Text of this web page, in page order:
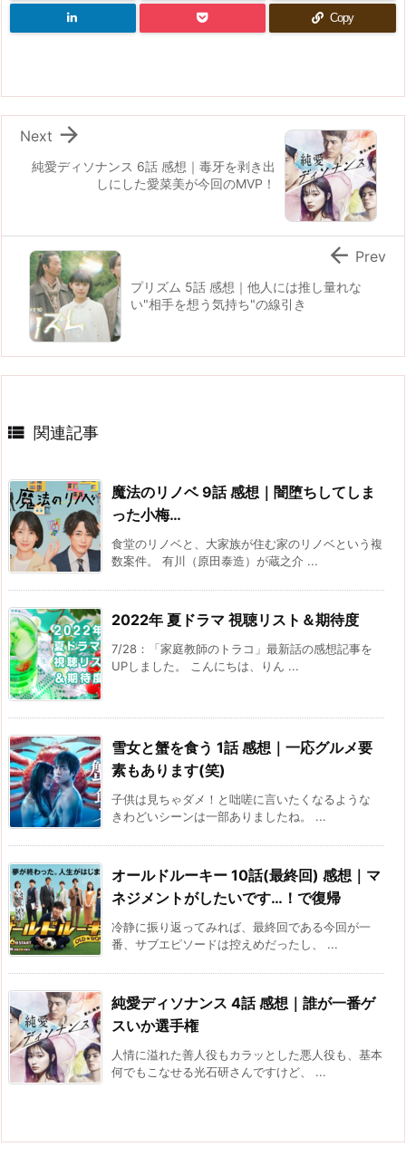
Copy
純愛ディソナンス 6話 感想｜毒牙を剥き出
しにした愛菜美が今回のMVP！

Next
プリズム 5話 感想｜他人には推し量れな
い"相手を想う気持ち"の線引き
 Prev
 関連記事
魔法のリノベ 9話 感想｜闇堕ちしてしま
った小梅…
食堂のリノベと、大家族が住む家のリノベという複
数案件。 有川（原田泰造）が蔵之介 ...
2022年 夏ドラマ 視聴リスト＆期待度
7/28：「家庭教師のトラコ」最新話の感想記事を
UPしました。 こんにちは、りん ...
雪女と蟹を食う 1話 感想｜一応グルメ要
素もあります(笑)
子供は見ちゃダメ！と咄嗟に言いたくなるような
きわどいシーンは一部ありましたね。 ...
オールドルーキー 10話(最終回) 感想｜マ
ネジメントがしたいです…！で復帰
冷静に振り返ってみれば、最終回である今回が一
番、サブエピソードは控えめだったし、 ...
純愛ディソナンス 4話 感想｜誰が一番ゲ
スいか選手権
人情に溢れた善人役もカラッとした悪人役も、基本
何でもこなせる光石研さんですけど、 ...